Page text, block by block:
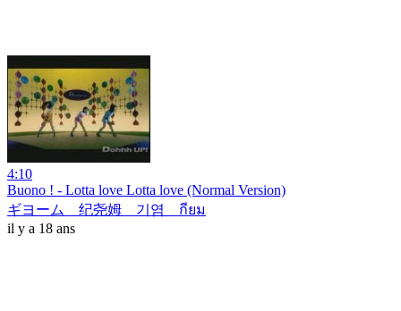
4:10
Buono ! - Lotta love Lotta love (Normal Version)
ギヨーム 纪尧姆 기염 กียม
il y a 18 ans